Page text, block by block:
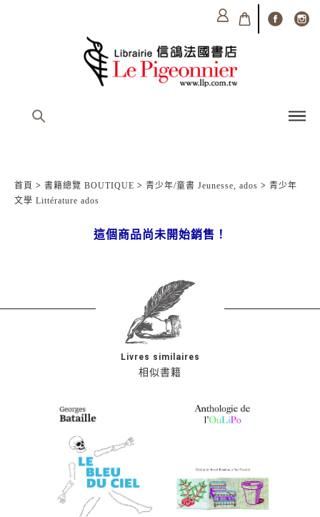
首頁 > 書籍總覽 BOUTIQUE > 青少年/童書 Jeunesse, ados > 青少年
文學 Littérature ados
這個商品尚未開始銷售！
相似書籍
Livres similaires